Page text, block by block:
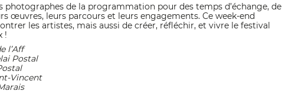
photographes de la programmation pour des temps d’échange, de
œuvres, leurs parcours et leurs engagements. Ce week-end
les artistes, mais aussi de créer, réfléchir, et vivre le festival
!
l’Aff
Postal
Vincent